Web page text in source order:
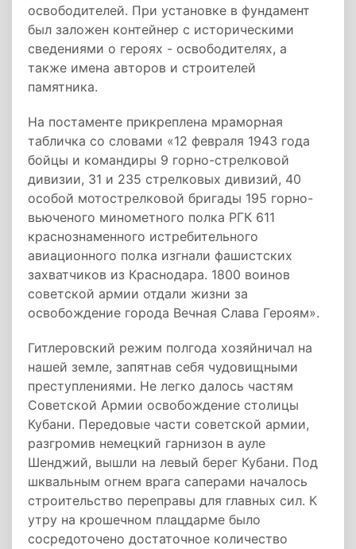
освободителей. При установке в фундамент
был заложен контейнер с историческими
сведениями о героях - освободителях, а
также имена авторов и строителей
памятника.
На постаменте прикреплена мраморная
табличка со словами «12 февраля 1943 года
бойцы и командиры 9 горно-стрелковой
дивизии, 31 и 235 стрелковых дивизий, 40
особой мотострелковой бригады 195 горно-
вьюченого минометного полка РГК 611
краснознаменного истребительного
авиационного полка изгнали фашистских
захватчиков из Краснодара. 1800 воинов
советской армии отдали жизни за
освобождение города Вечная Слава Героям».
Гитлеровский режим полгода хозяйничал на
нашей земле, запятнав себя чудовищными
преступлениями. Не легко далось частям
Советской Армии освобождение столицы
Кубани. Передовые части советской армии,
разгромив немецкий гарнизон в ауле
Шенджий, вышли на левый берег Кубани. Под
шквальным огнем врага саперами началось
строительство переправы для главных сил. К
утру на крошечном плацдарме было
сосредоточено достаточное количество